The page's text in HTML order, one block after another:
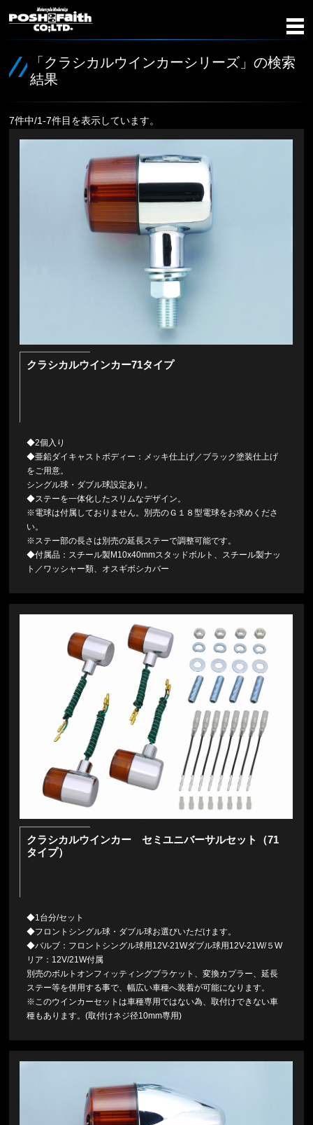
「クラシカルウインカーシリーズ」の検索
結果
7件中/1-7件目を表示しています。
クラシカルウインカー71タイプ
◆2個入り
◆亜鉛ダイキャストボディー：メッキ仕上げ／ブラック塗装仕上げ
をご用意。
シングル球・ダブル球設定あり。
◆ステーを一体化したスリムなデザイン。
※電球は付属しておりません。別売のＧ１８型電球をお求めくださ
い。
※ステー部の長さは別売の延長ステーで調整可能です。
◆付属品：スチール製M10x40mmスタッドボルト、スチール製ナッ
ト／ワッシャー類、オスギボシカバー
クラシカルウインカー セミユニバーサルセット（71
タイプ）
◆1台分/セット
◆フロントシングル球・ダブル球お選びいただけます。
◆バルブ：フロントシングル球用12V-21Wダブル球用12V-21W/５W
リア：12V/21W付属
別売のボルトオンフィッティングブラケット、変換カプラー、延長
ステー等を併用する事で、幅広い車種へ装着が可能になります。
※このウインカーセットは車種専用ではない為、取付けできない車
種もあります。(取付けネジ径10mm専用)